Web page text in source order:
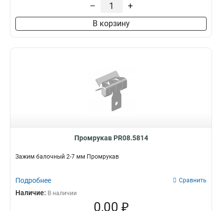
– +
В корзину
Промрукав PR08.5814
Зажим балочный 2-7 мм Промрукав
Подробнее Сравнить
Наличие: В наличии
0,00 ₽